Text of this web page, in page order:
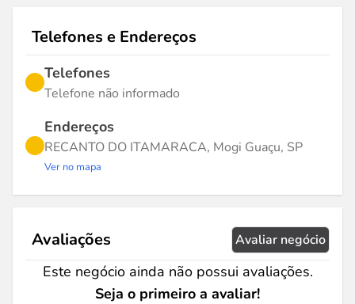
Telefones e Endereços
Telefones
Telefone não informado
Endereços
RECANTO DO ITAMARACA, Mogi Guaçu, SP
Ver no mapa
Avaliações Avaliar negócio
Este negócio ainda não possui avaliações.
Seja o primeiro a avaliar!